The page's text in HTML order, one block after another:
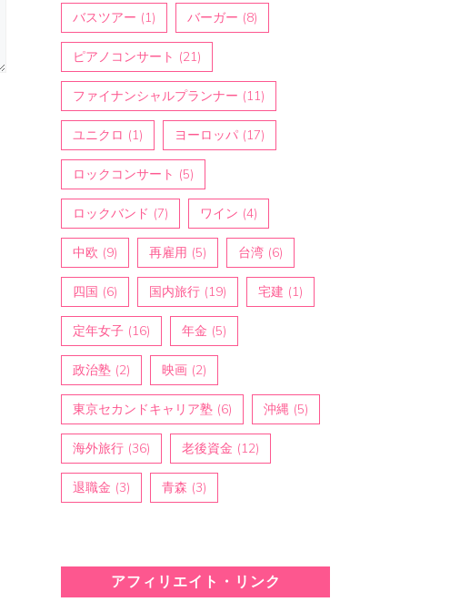
バスツアー (1) バーガー (8)
ピアノコンサート (21)
ファイナンシャルプランナー (11)
ユニクロ (1) ヨーロッパ (17)
ロックコンサート (5)
ロックバンド (7) ワイン (4)
中欧 (9) 再雇用 (5) 台湾 (6)
四国 (6) 国内旅行 (19) 宅建 (1)
定年女子 (16) 年金 (5)
政治塾 (2) 映画 (2)
東京セカンドキャリア塾 (6) 沖縄 (5)
海外旅行 (36) 老後資金 (12)
退職金 (3) 青森 (3)
アフィリエイト・リンク